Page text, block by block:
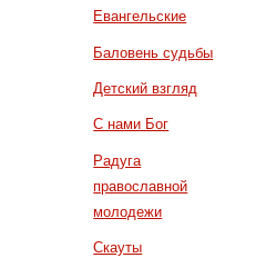
Евангельские
Баловень судьбы
Детский взгляд
С нами Бог
Радуга
православной
молодежи
Скауты